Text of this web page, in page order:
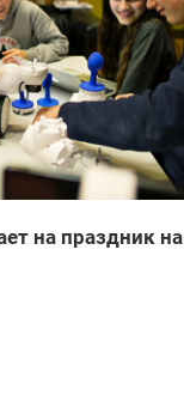
на праздник на